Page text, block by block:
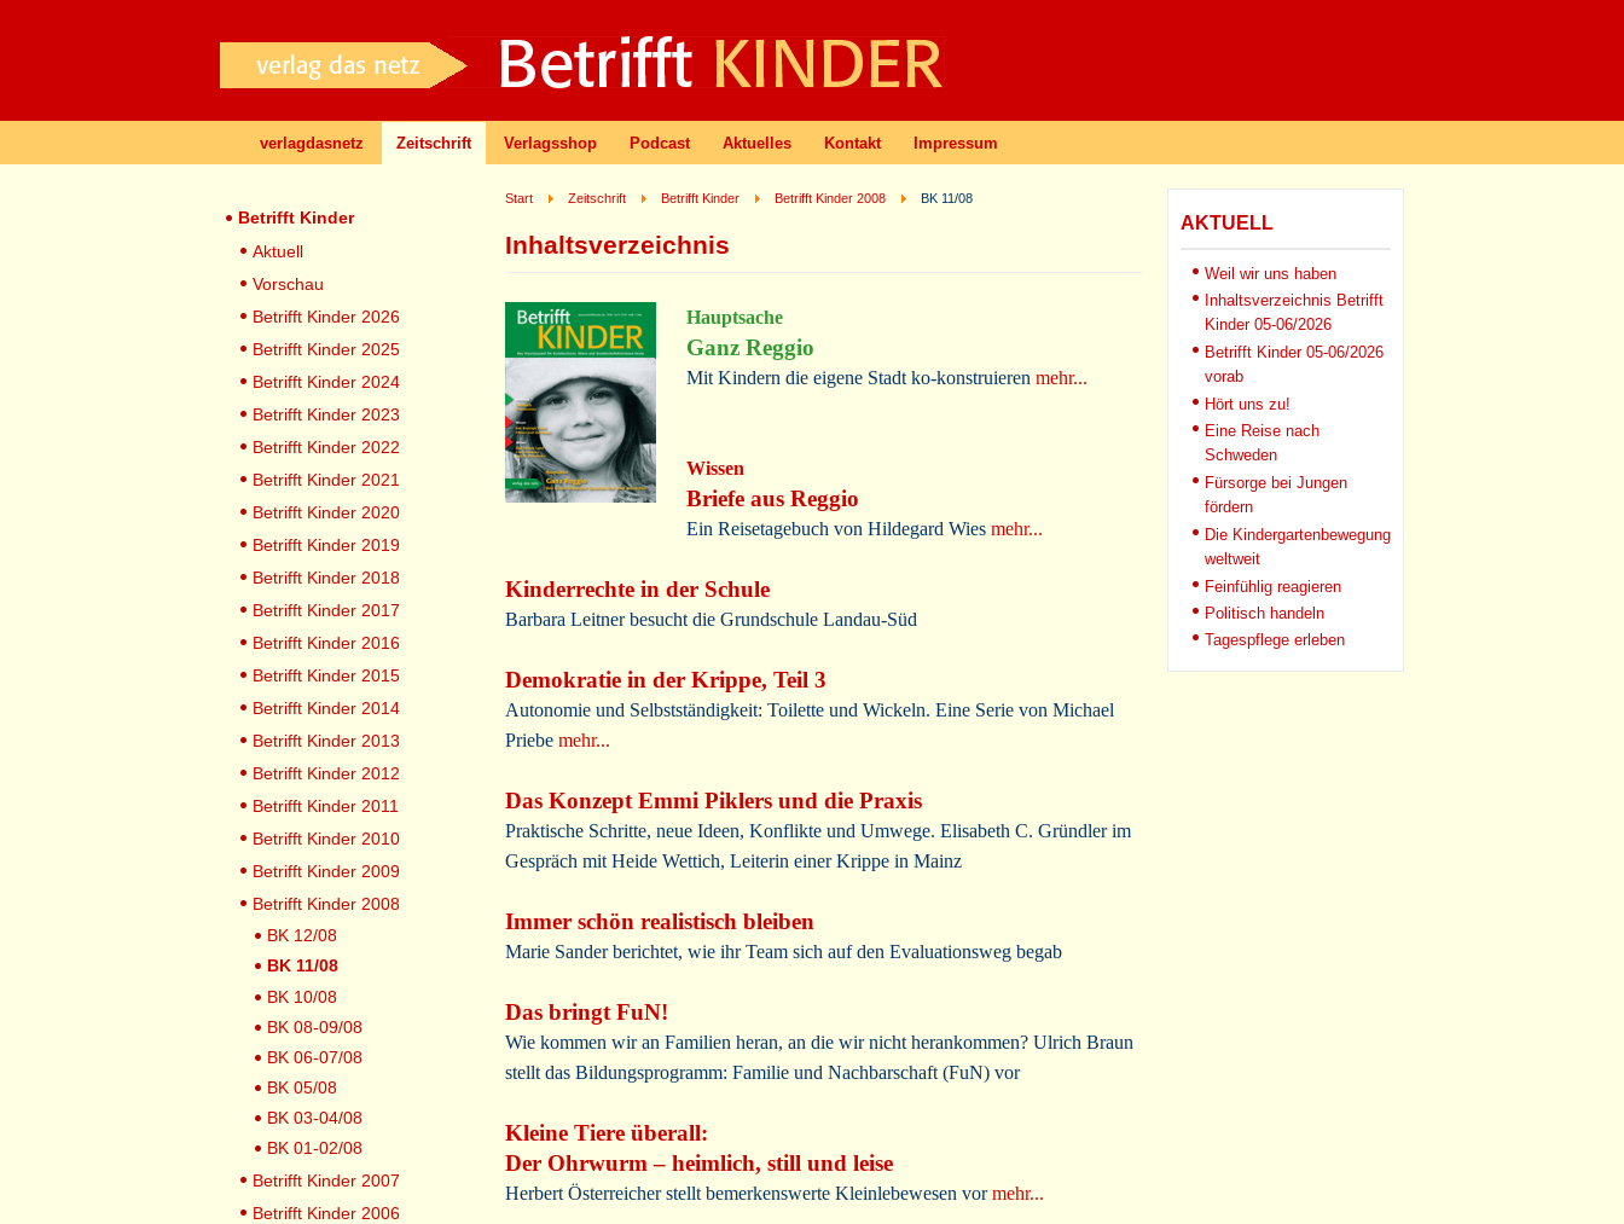
verlagdasnetz Zeitschrift Verlagsshop Podcast Aktuelles Kontakt Impressum
Start Zeitschrift Betrifft Kinder Betrifft Kinder 2008 BK 11/08
Inhaltsverzeichnis
Hauptsache
Ganz Reggio
Mit Kindern die eigene Stadt ko-konstruieren mehr...
Wissen
Briefe aus Reggio
Ein Reisetagebuch von Hildegard Wies mehr...
Kinderrechte in der Schule
Barbara Leitner besucht die Grundschule Landau-Süd
Demokratie in der Krippe, Teil 3
Autonomie und Selbstständigkeit: Toilette und Wickeln. Eine Serie von Michael
Priebe mehr...
Das Konzept Emmi Piklers und die Praxis
Praktische Schritte, neue Ideen, Konflikte und Umwege. Elisabeth C. Gründler im
Gespräch mit Heide Wettich, Leiterin einer Krippe in Mainz
Immer schön realistisch bleiben
Marie Sander berichtet, wie ihr Team sich auf den Evaluationsweg begab
Das bringt FuN!
Wie kommen wir an Familien heran, an die wir nicht herankommen? Ulrich Braun
stellt das Bildungsprogramm: Familie und Nachbarschaft (FuN) vor
Kleine Tiere überall:
Der Ohrwurm – heimlich, still und leise
Herbert Österreicher stellt bemerkenswerte Kleinlebewesen vormehr...
Betrifft Kinder
Aktuell
Vorschau
Betrifft Kinder 2026
Betrifft Kinder 2025
Betrifft Kinder 2024
Betrifft Kinder 2023
Betrifft Kinder 2022
Betrifft Kinder 2021
Betrifft Kinder 2020
Betrifft Kinder 2019
Betrifft Kinder 2018
Betrifft Kinder 2017
Betrifft Kinder 2016
Betrifft Kinder 2015
Betrifft Kinder 2014
Betrifft Kinder 2013
Betrifft Kinder 2012
Betrifft Kinder 2011
Betrifft Kinder 2010
Betrifft Kinder 2009
Betrifft Kinder 2008
BK 12/08
BK 11/08
BK 10/08
BK 08-09/08
BK 06-07/08
BK 05/08
BK 03-04/08
BK 01-02/08
Betrifft Kinder 2007
Betrifft Kinder 2006
AKTUELL
Weil wir uns haben
Inhaltsverzeichnis Betrifft
Kinder 05-06/2026
Betrifft Kinder 05-06/2026
vorab
Hört uns zu!
Eine Reise nach
Schweden
Fürsorge bei Jungen
fördern
Die Kindergartenbewegung
weltweit
Feinfühlig reagieren
Politisch handeln
Tagespflege erleben